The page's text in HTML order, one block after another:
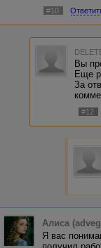
#10
Вы
Еще
За
#12
Алиса
Я вас